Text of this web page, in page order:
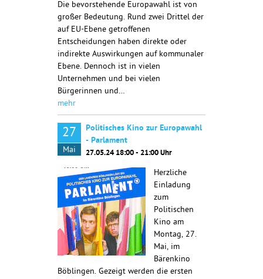
Die bevorstehende Europawahl ist von
großer Bedeutung. Rund zwei Drittel der
auf EU-Ebene getroffenen
Entscheidungen haben direkte oder
indirekte Auswirkungen auf kommunaler
Ebene. Dennoch ist in vielen
Unternehmen und bei vielen
Bürgerinnen und…
mehr
27
Mai
Politisches Kino zur Europawahl
- Parlament
27.05.24 18:00 - 21:00 Uhr
Herzliche
Einladung
zum
Politischen
Kino am
Montag, 27.
Mai, im
Bärenkino
Böblingen. Gezeigt werden die ersten